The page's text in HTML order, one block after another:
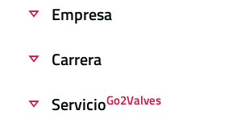
Empresa
Carrera
ServicioGo2Valves